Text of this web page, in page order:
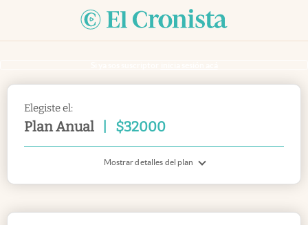
Elegiste el:
Plan Anual $32000
Mostrar detalles del plan